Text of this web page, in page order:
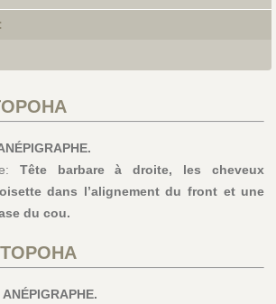
Tête barbare à droite, les cheveux
dans l’alignement du front et une
du cou.
ANÉPIGRAPHE.